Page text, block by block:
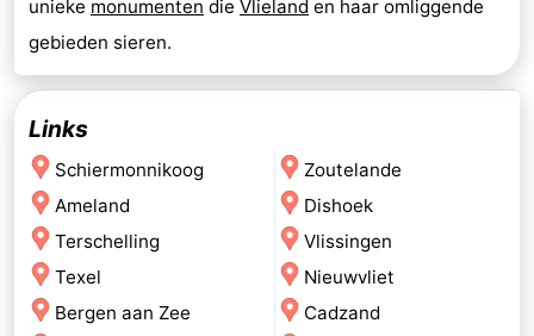
unieke monumenten die Vlieland en haar omliggende
gebieden sieren.
Links
Schiermonnikoog
Ameland
Terschelling
Texel
Bergen aan Zee
Zoutelande
Dishoek
Vlissingen
Nieuwvliet
Cadzand